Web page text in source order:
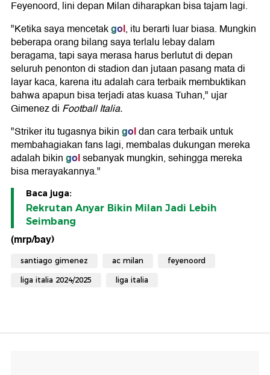
Feyenoord, lini depan Milan diharapkan bisa tajam lagi.
"Ketika saya mencetakgol, itu berarti luar biasa. Mungkin
beberapa orang bilang saya terlalu lebay dalam
beragama, tapi saya merasa harus berlutut di depan
seluruh penonton di stadion dan jutaan pasang mata di
layar kaca, karena itu adalah cara terbaik membuktikan
bahwa apapun bisa terjadi atas kuasa Tuhan," ujar
Gimenez di Football Italia.
"Striker itu tugasnya bikingoldan cara terbaik untuk
membahagiakan fans lagi, membalas dukungan mereka
adalah bikingolsebanyak mungkin, sehingga mereka
bisa merayakannya."
Baca juga:
Rekrutan Anyar Bikin Milan Jadi Lebih
Seimbang
(mrp/bay)
santiago gimenez ac milan feyenoord
liga italia 2024/2025 liga italia